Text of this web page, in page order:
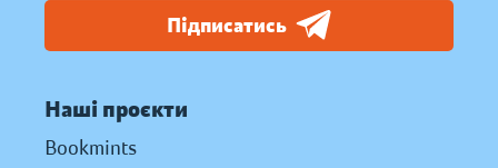
Підписатись
Наші проєкти
Bookmints